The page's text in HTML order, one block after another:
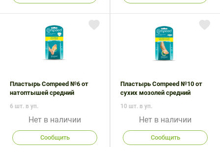
Пластырь Compeed №6 от
натоптышей средний
6 шт. в уп.
Нет в наличии
Сообщить
Пластырь Compeed №10 от
сухих мозолей средний
10 шт. в уп.
Нет в наличии
Сообщить